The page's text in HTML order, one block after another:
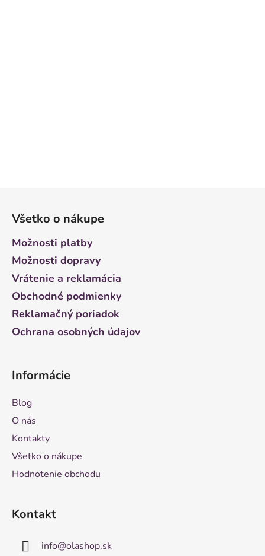
Všetko o nákupe
Možnosti platby
Možnosti dopravy
Vrátenie a reklamácia
Obchodné podmienky
Reklamačný poriadok
Ochrana osobných údajov
Informácie
Blog
O nás
Kontakty
Všetko o nákupe
Hodnotenie obchodu
Kontakt
info@olashop.sk